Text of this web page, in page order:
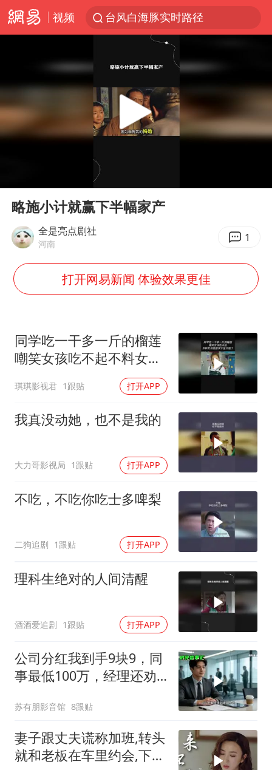
视频
台风白海豚实时路径
泉州市委书记张毅恭被查
四川宜宾市高县4.9级地震致1人死亡
胜宏科技：股票交易异常波动
名创优品回应女子吐槽内裤质量差
“新疆阿勒泰八月能滑雪”不实
日本试射“战斧”导弹，国防部回应
胡彦斌获《歌手2026》歌王
秋天的第一杯奶茶到底有多火
夯实基础开新局
Play
略施小计就赢下半幅家产
全是亮点剧社
河南 1
打开网易新闻 体验效果更佳
同学吃一干多一斤的榴莲
嘲笑女孩吃不起不料女孩
琪琪影视君 1跟贴 打开APP
我真没动她，也不是我的
大力哥影视局 1跟贴 打开APP
不吃，不吃你吃士多啤梨
二狗追剧 1跟贴 打开APP
理科生绝对的人间清醒
酒酒爱追剧 1跟贴 打开APP
公司分红我到手9块9，同
事最低100万，经理还劝
苏有朋影音馆 8跟贴
妻子跟丈夫谎称加班,转头
就和老板在车里约会,下秒